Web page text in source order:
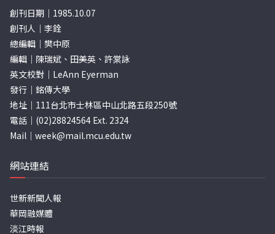
創刊日期｜1985.10.07
創刊人｜李銓
總編輯｜樊中原
編輯｜陳瑞斌、田美英、許棠詠
英文校對｜LeAnn Eyerman
發行｜銘傳大學
地址｜111台北市士林區中山北路五段250號
電話｜(02)28824564 Ext. 2324
Mail｜ week@mail.mcu.edu.tw
網站連結
世新新聞人報
華岡融媒體
淡江時報